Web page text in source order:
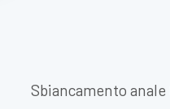
Sbiancamento anale